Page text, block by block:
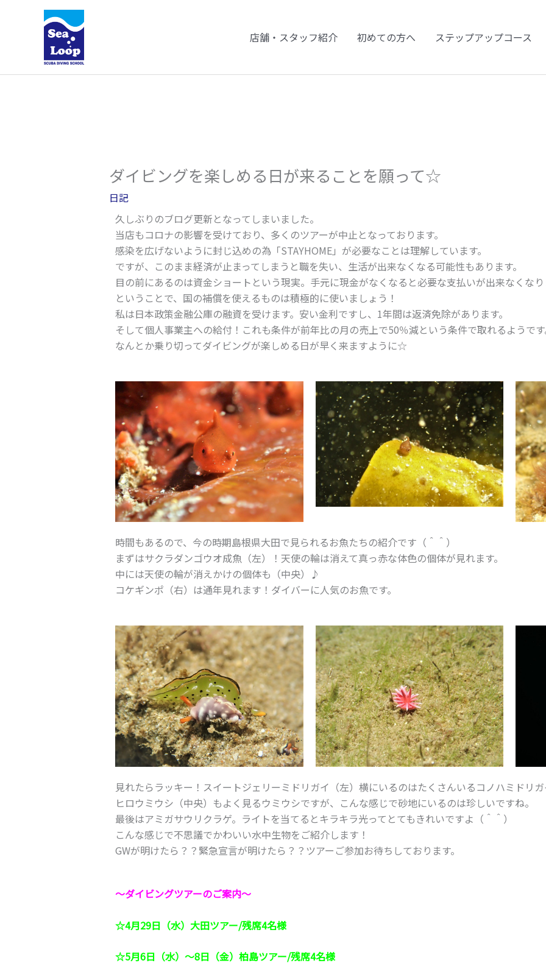
キ
店舗・スタッフ紹介 初めての方へ ステップアップコース
ダイビングを楽しめる日が来ることを願って☆
日記
久しぶりのブログ更新となってしまいました。
当店もコロナの影響を受けており、多くのツアーが中止となっております。
感染を広げないように封じ込めの為「STAYHOME」が必要なことは理解しています。
ですが、このまま経済が止まってしまうと職を失い、生活が出来なくなる可能性もあります。
目の前にあるのは資金ショートという現実。手元に現金がなくなると必要な支払いが出来なくなり
ということで、国の補償を使えるものは積極的に使いましょう！
私は日本政策金融公庫の融資を受けます。安い金利ですし、1年間は返済免除があります。
そして個人事業主への給付！これも条件が前年比の月の売上で50％減という条件で取れるようで
なんとか乗り切ってダイビングが楽しめる日が早く来ますように☆
時間もあるので、今の時期島根県大田で見られるお魚たちの紹介です（＾＾）
まずはサクラダンゴウオ成魚（左）！天使の輪は消えて真っ赤な体色の個体が見れます。
中には天使の輪が消えかけの個体も（中央）♪
コケギンポ（右）は通年見れます！ダイバーに人気のお魚です。
見れたらラッキー！スイートジェリーミドリガイ（左）横にいるのはたくさんいるコノハミドリ
ヒロウミウシ（中央）もよく見るウミウシですが、こんな感じで砂地にいるのは珍しいですね。
最後はアミガサウリクラゲ。ライトを当てるとキラキラ光ってとてもきれいですよ（＾＾）
こんな感じで不思議でかわいい水中生物をご紹介します！
GWが明けたら？？緊急宣言が明けたら？？ツアーご参加お待ちしております。
～ダイビングツアーのご案内～
☆4月29日（水）大田ツアー/残席4名様
☆5月6日（水）～8日（金）柏島ツアー/残席4名様